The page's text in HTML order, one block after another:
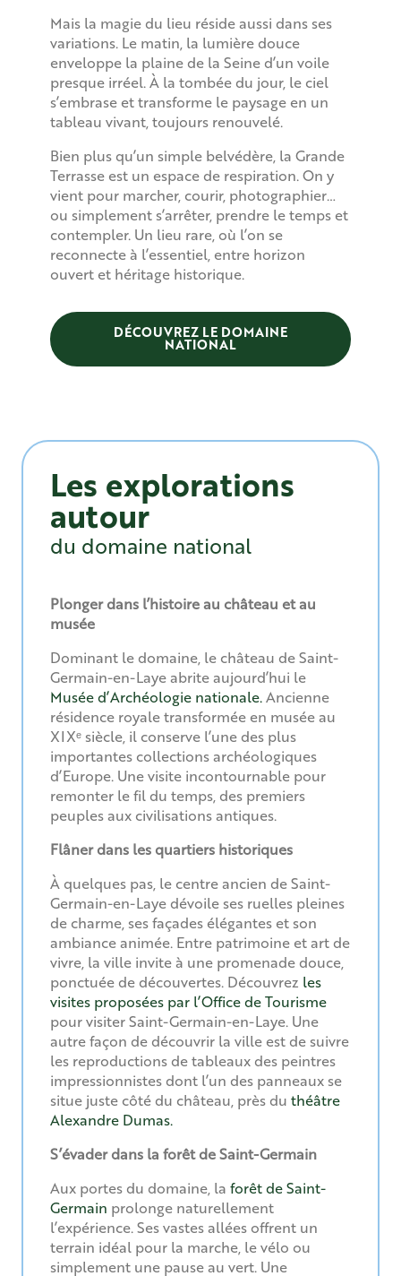
Mais la magie du lieu réside aussi dans ses
variations. Le matin, la lumière douce
enveloppe la plaine de la Seine d’un voile
presque irréel. À la tombée du jour, le ciel
s’embrase et transforme le paysage en un
tableau vivant, toujours renouvelé.
Bien plus qu’un simple belvédère, la Grande
Terrasse est un espace de respiration. On y
vient pour marcher, courir, photographier…
ou simplement s’arrêter, prendre le temps et
contempler. Un lieu rare, où l’on se
reconnecte à l’essentiel, entre horizon
ouvert et héritage historique.
DÉCOUVREZ LE DOMAINE
NATIONAL
Les explorations
autour
du domaine national
Plonger dans l’histoire au château et au
musée
Dominant le domaine, le château de Saint-
Germain-en-Laye abrite aujourd’hui le
Musée d’Archéologie nationale.Ancienne
résidence royale transformée en musée au
XIXᵉ siècle, il conserve l’une des plus
importantes collections archéologiques
d’Europe. Une visite incontournable pour
remonter le fil du temps, des premiers
peuples aux civilisations antiques.
Flâner dans les quartiers historiques
À quelques pas, le centre ancien de Saint-
Germain-en-Laye dévoile ses ruelles pleines
de charme, ses façades élégantes et son
ambiance animée. Entre patrimoine et art de
vivre, la ville invite à une promenade douce,
ponctuée de découvertes. Découvrez les
visites proposées par l’Office de Tourisme
pour visiter Saint-Germain-en-Laye. Une
autre façon de découvrir la ville est de suivre
les reproductions de tableaux des peintres
impressionnistes dont l’un des panneaux se
situe juste côté du château, près du théâtre
Alexandre Dumas.
S’évader dans la forêt de Saint-Germain
Aux portes du domaine, la forêt de Saint-
Germain prolonge naturellement
l’expérience. Ses vastes allées offrent un
terrain idéal pour la marche, le vélo ou
simplement une pause au vert. Une